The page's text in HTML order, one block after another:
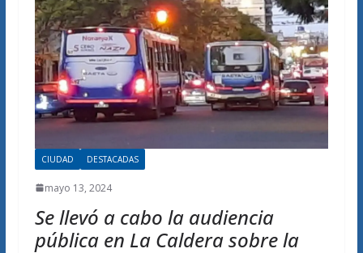
CIUDAD DESTACADAS
mayo 13, 2024
Se llevó a cabo la audiencia
pública en La Caldera sobre la